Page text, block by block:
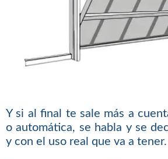
Y si al final te sale más a
o automática, se habla y se
y con el uso real que va a tener.